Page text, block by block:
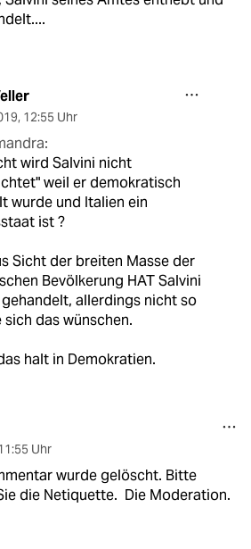
, 12:55 Uhr
wird Salvini nicht
weil er demokratisch
wurde und Italien ein
ist ?
Sicht der breiten Masse der
Bevölkerung HAT Salvini
allerdings nicht so
sich das wünschen.
halt in Demokratien.
Uhr
wurde gelöscht. Bitte
die Netiquette. Die Moderation.